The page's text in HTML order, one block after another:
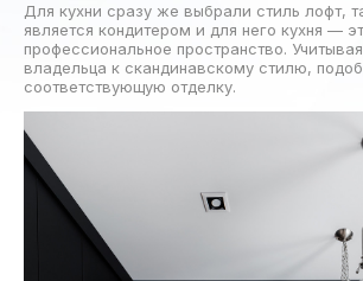
Для кухни сразу же выбрали стиль лофт,
является кондитером и для него кухня —
профессиональное пространство.
владельца к скандинавскому стилю,
соответствующую отделку.